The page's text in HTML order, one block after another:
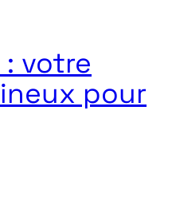
: votre
pour